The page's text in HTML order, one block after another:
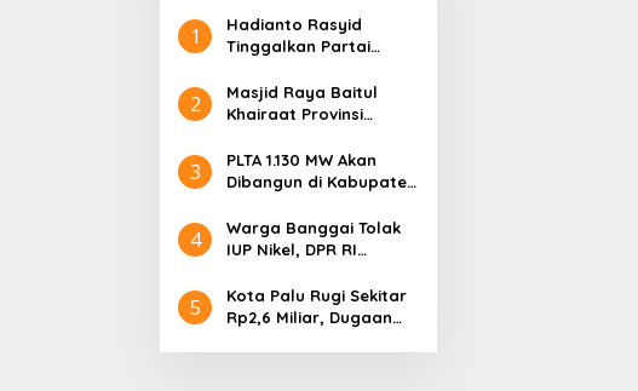
1
Hadianto Rasyid
Tinggalkan Partai
Tahun Mengabdi
2
Masjid Raya Baitul
Khairaat Provinsi
Rekor MURI, Ini
Keunikan Arsitekturnya
3
PLTA 1.130 MW Akan
Dibangun di Kabupaten
Evergreen Industri
Audiensi dengan
4
Warga Banggai Tolak
IUP Nikel, DPR RI
5
Kota Palu Rugi Sekitar
Rp2,6 Miliar, Dugaan